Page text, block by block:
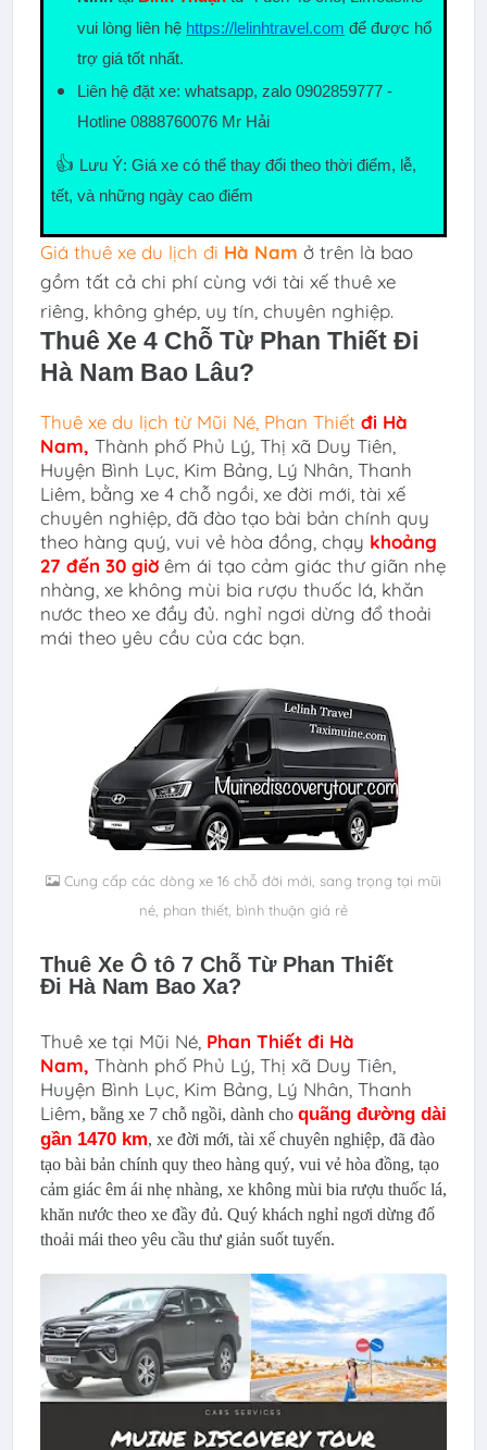
vui lòng liên hệ https://lelinhtravel.com để được hổ
trợ giá tốt nhất.
Liên hệ đặt xe: whatsapp, zalo 0902859777 -
Hotline 0888760076 Mr Hải
👍 Lưu Ý: Giá xe có thể thay đổi theo thời điểm, lễ,
tết, và những ngày cao điểm
Giá thuê xe du lịch đi Hà Nam ở trên là bao
gồm tất cả chi phí cùng với tài xế thuê xe
riêng, không ghép, uy tín, chuyên nghiệp.
Thuê Xe 4 Chỗ Từ Phan Thiết Đi
Hà Nam Bao Lâu?
Thuê xe du lịch từ Mũi Né, Phan Thiết đi Hà
Nam, Thành phố Phủ Lý, Thị xã Duy Tiên,
Huyện Bình Lục, Kim Bảng, Lý Nhân, Thanh
Liêm bằng xe 4 chỗ ngồi, xe đời mới, tài xế
chuyên nghiệp, đã đào tạo bài bản chính quy
theo hàng quý, vui vẻ hòa đồng, chạy khoảng
27 đến 30 giờêm ái tạo cảm giác thư giãn nhẹ
nhàng, xe không mùi bia rượu thuốc lá, khăn
nước theo xe đầy đủ. nghỉ ngơi dừng đổ thoải
mái theo yêu cầu của các bạn.
Cung cấp các dòng xe 16 chỗ đời mới, sang trọng tại mũi
né, phan thiết, bình thuận giá rẻ
Thuê Xe Ô tô 7 Chỗ Từ Phan Thiết
Đi Hà Nam Bao Xa?
Thuê xe tại Mũi Né, Phan Thiết đi Hà
Nam, Thành phố Phủ Lý, Thị xã Duy Tiên,
Huyện Bình Lục, Kim Bảng, Lý Nhân, Thanh
Liêm, bằng xe 7 chỗ ngồi, dành cho quãng đường dài
gần 1470 km, xe đời mới, tài xế chuyên nghiệp, đã đào
tạo bài bản chính quy theo hàng quý, vui vẻ hòa đồng, tạo
cảm giác êm ái nhẹ nhàng, xe không mùi bia rượu thuốc lá,
khăn nước theo xe đầy đủ. Quý khách nghỉ ngơi dừng đổ
thoải mái theo yêu cầu thư giản suốt tuyến.